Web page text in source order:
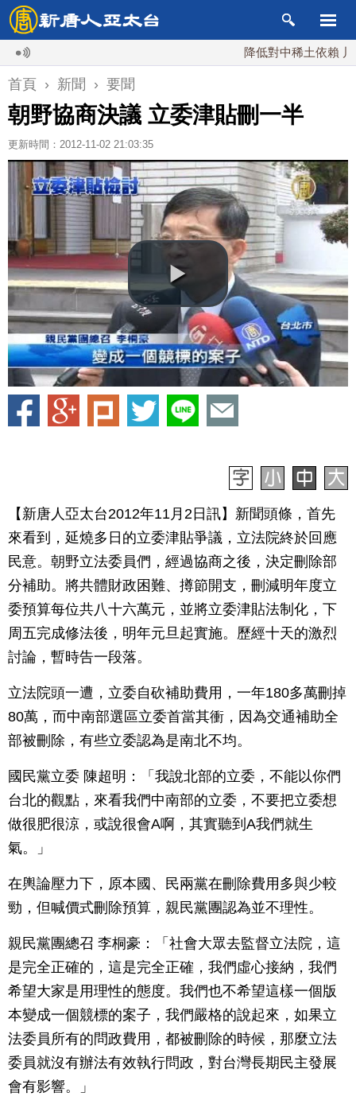
降低對中稀土依賴 川普宣
首頁 › 新聞 › 要聞
朝野協商決議 立委津貼刪一半
更新時間：2012-11-02 21:03:35
【新唐人亞太台2012年11月2日訊】新聞頭條，首先
來看到，延燒多日的立委津貼爭議，立法院終於回應
民意。朝野立法委員們，經過協商之後，決定刪除部
分補助。將共體財政困難、撙節開支，刪減明年度立
委預算每位共八十六萬元，並將立委津貼法制化，下
周五完成修法後，明年元旦起實施。歷經十天的激烈
討論，暫時告一段落。
立法院頭一遭，立委自砍補助費用，一年180多萬刪掉
80萬，而中南部選區立委首當其衝，因為交通補助全
部被刪除，有些立委認為是南北不均。
國民黨立委 陳超明：「我說北部的立委，不能以你們
台北的觀點，來看我們中南部的立委，不要把立委想
做很肥很涼，或說很會A啊，其實聽到A我們就生
氣。」
在輿論壓力下，原本國、民兩黨在刪除費用多與少較
勁，但喊價式刪除預算，親民黨團認為並不理性。
親民黨團總召 李桐豪：「社會大眾去監督立法院，這
是完全正確的，這是完全正確，我們虛心接納，我們
希望大家是用理性的態度。我們也不希望這樣一個版
本變成一個競標的案子，我們嚴格的說起來，如果立
法委員所有的問政費用，都被刪除的時候，那麼立法
委員就沒有辦法有效執行問政，對台灣長期民主發展
會有影響。」